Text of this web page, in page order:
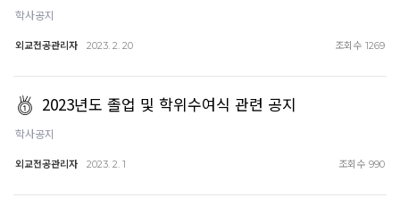
학사공지
외교전공관리자 2023. 2. 20 조회수 1269
2023년도 졸업 및 학위수여식 관련 공지
학사공지
외교전공관리자 2023. 2. 1 조회수 990